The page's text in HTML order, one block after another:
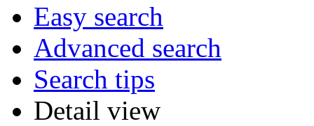
Easy search
Advanced search
Search tips
Detail view